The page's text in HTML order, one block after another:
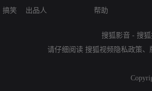
搞笑
出品人
帮助
搜狐影音 - 搜
请仔细阅读 搜狐视频隐私政策、